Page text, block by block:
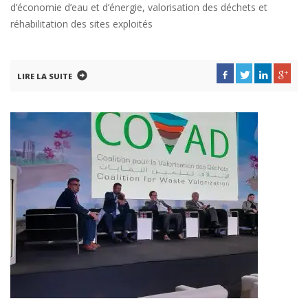
d’économie d’eau et d’énergie, valorisation des déchets et
réhabilitation des sites exploités
LIRE LA SUITE